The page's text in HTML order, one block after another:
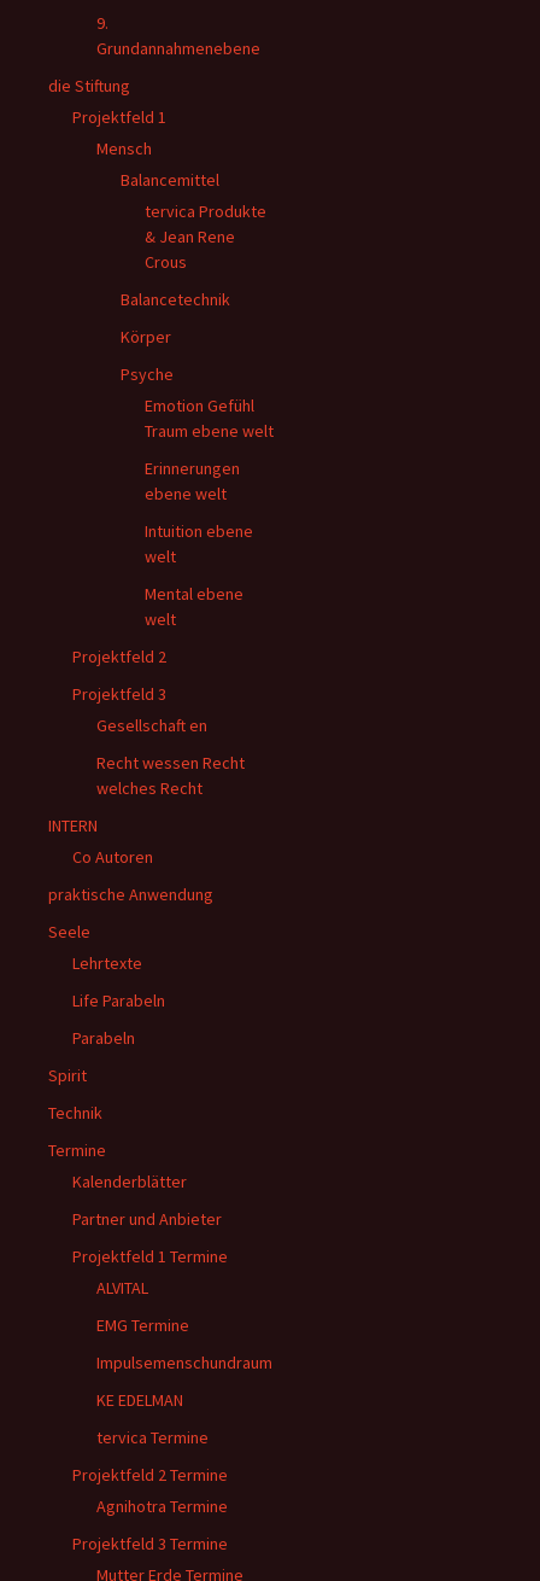
9.
Grundannahmenebene
die Stiftung
Projektfeld 1
Mensch
Balancemittel
tervica Produkte
& Jean Rene
Crous
Balancetechnik
Körper
Psyche
Emotion Gefühl
Traum ebene welt
Erinnerungen
ebene welt
Intuition ebene
welt
Mental ebene
welt
Projektfeld 2
Projektfeld 3
Gesellschaft en
Recht wessen Recht
welches Recht
INTERN
Co Autoren
praktische Anwendung
Seele
Lehrtexte
Life Parabeln
Parabeln
Spirit
Technik
Termine
Kalenderblätter
Partner und Anbieter
Projektfeld 1 Termine
ALVITAL
EMG Termine
Impulsemenschundraum
KE EDELMAN
tervica Termine
Projektfeld 2 Termine
Agnihotra Termine
Projektfeld 3 Termine
Mutter Erde Termine